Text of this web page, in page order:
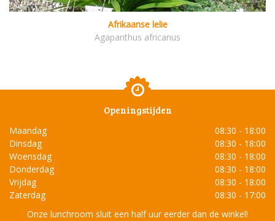
Afrikaanse lelie
Agapanthus africanus
Openingstijden
Maandag
08:30 - 18:00
Dinsdag
08:30 - 18:00
Woensdag
08:30 - 18:00
Donderdag
08:30 - 18:00
Vrijdag
08:30 - 18:00
Zaterdag
08:30 - 17:00
Onze lunchroom sluit een half uur eerder dan de winkel!